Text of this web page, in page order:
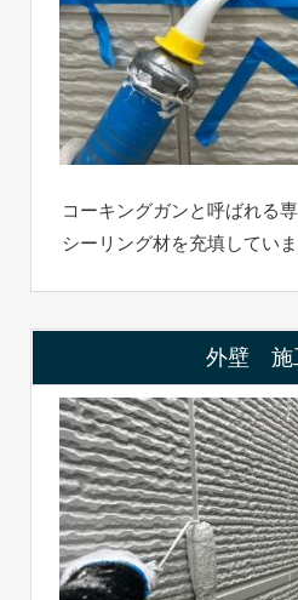
コーキングガンと呼ばれる
シーリング材を充填していま
外壁 施